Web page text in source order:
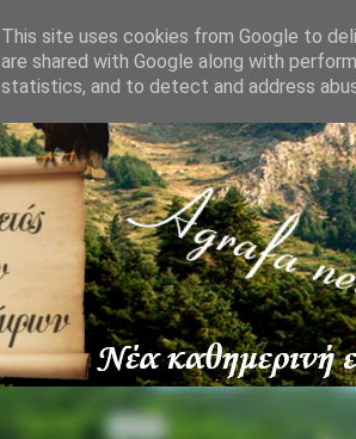
This site uses cookies from Google to
are shared with Google along with
statistics, and to detect and address